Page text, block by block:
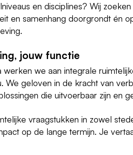
en disciplines? Wij
en samenhang doorgrondt én
jouw functie
werken we aan integrale
We geloven in de kracht van
die uitvoerbaar zijn en
vraagstukken in zowel
op de lange termijn. Je